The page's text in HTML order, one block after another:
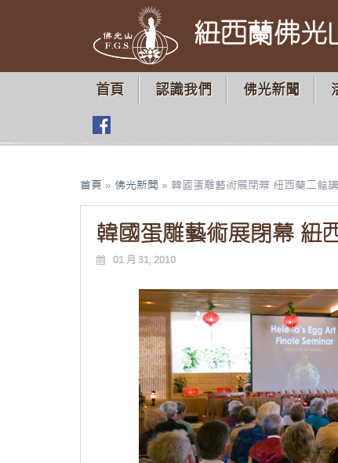
紐西蘭佛光
首頁 認識我們 佛光新聞
首頁 » 佛光新聞 » 韓國蛋雕藝術展閉幕 紐西蘭二館
韓國蛋雕藝術展閉幕 紐
01 月 31, 2010